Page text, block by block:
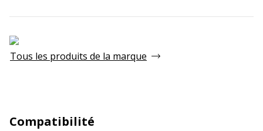
Tous les produits de la marque
Compatibilité